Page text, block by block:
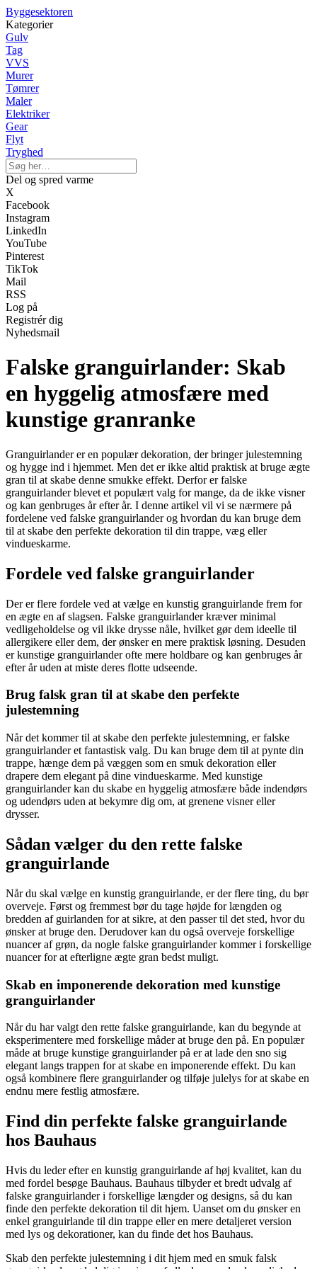
Byggesektoren
Kategorier
Gulv
Tag
VVS
Murer
Tømrer
Maler
Elektriker
Gear
Flyt
Tryghed
Del og spred varme
X
Facebook
Instagram
LinkedIn
YouTube
Pinterest
TikTok
Mail
RSS
Log på
Registrér dig
Nyhedsmail
Falske granguirlander: Skab
en hyggelig atmosfære med
kunstige granranke
Granguirlander er en populær dekoration, der bringer julestemning
og hygge ind i hjemmet. Men det er ikke altid praktisk at bruge ægte
gran til at skabe denne smukke effekt. Derfor er falske
granguirlander blevet et populært valg for mange, da de ikke visner
og kan genbruges år efter år. I denne artikel vil vi se nærmere på
fordelene ved falske granguirlander og hvordan du kan bruge dem
til at skabe den perfekte dekoration til din trappe, væg eller
vindueskarme.
Fordele ved falske granguirlander
Der er flere fordele ved at vælge en kunstig granguirlande frem for
en ægte en af slagsen. Falske granguirlander kræver minimal
vedligeholdelse og vil ikke drysse nåle, hvilket gør dem ideelle til
allergikere eller dem, der ønsker en mere praktisk løsning. Desuden
er kunstige granguirlander ofte mere holdbare og kan genbruges år
efter år uden at miste deres flotte udseende.
Brug falsk gran til at skabe den perfekte
julestemning
Når det kommer til at skabe den perfekte julestemning, er falske
granguirlander et fantastisk valg. Du kan bruge dem til at pynte din
trappe, hænge dem på væggen som en smuk dekoration eller
drapere dem elegant på dine vindueskarme. Med kunstige
granguirlander kan du skabe en hyggelig atmosfære både indendørs
og udendørs uden at bekymre dig om, at grenene visner eller
drysser.
Sådan vælger du den rette falske
granguirlande
Når du skal vælge en kunstig granguirlande, er der flere ting, du bør
overveje. Først og fremmest bør du tage højde for længden og
bredden af guirlanden for at sikre, at den passer til det sted, hvor du
ønsker at bruge den. Derudover kan du også overveje forskellige
nuancer af grøn, da nogle falske granguirlander kommer i forskellige
nuancer for at efterligne ægte gran bedst muligt.
Skab en imponerende dekoration med kunstige
granguirlander
Når du har valgt den rette falske granguirlande, kan du begynde at
eksperimentere med forskellige måder at bruge den på. En populær
måde at bruge kunstige granguirlander på er at lade den sno sig
elegant langs trappen for at skabe en imponerende effekt. Du kan
også kombinere flere granguirlander og tilføje julelys for at skabe en
endnu mere festlig atmosfære.
Find din perfekte falske granguirlande
hos Bauhaus
Hvis du leder efter en kunstig granguirlande af høj kvalitet, kan du
med fordel besøge Bauhaus. Bauhaus tilbyder et bredt udvalg af
falske granguirlander i forskellige længder og designs, så du kan
finde den perfekte dekoration til dit hjem. Uanset om du ønsker en
enkel granguirlande til din trappe eller en mere detaljeret version
med lys og dekorationer, kan du finde det hos Bauhaus.
Skab den perfekte julestemning i dit hjem med en smuk falsk